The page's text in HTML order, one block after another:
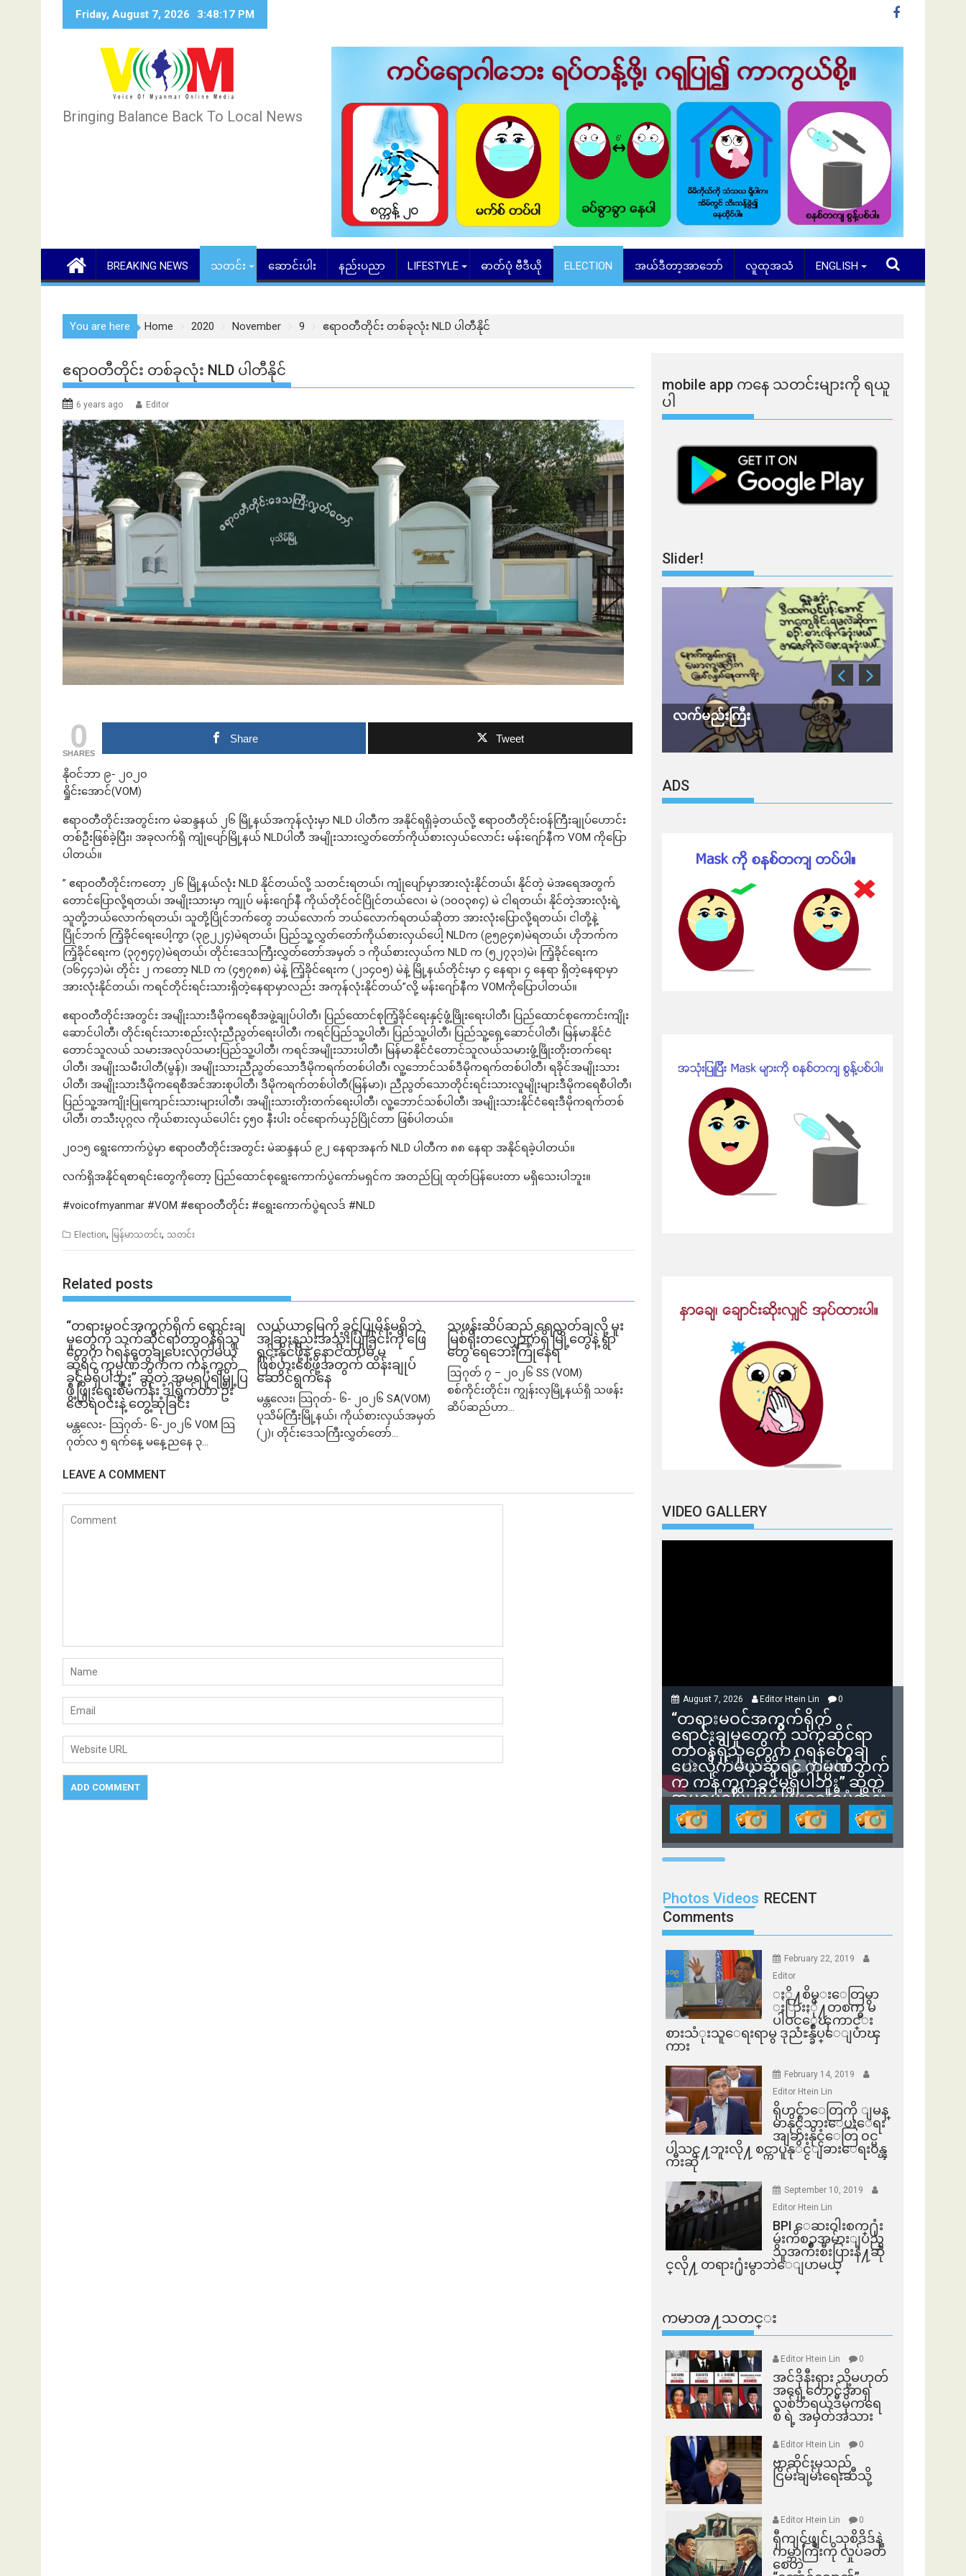
Friday, August 7, 2026 3:48:18 PM
Bringing Balance Back To Local News
BREAKING NEWS သတင်း ဆောင်းပါး နည်းပညာ LIFESTYLE ဓာတ်ပုံ ဗီဒီယို ELECTION အယ်ဒီတာ့အာဘော် လူထုအသံ ENGLISH
You are here Home 2020 November 9 ဧရာဝတီတိုင်း တစ်ခုလုံး NLD ပါတီနိုင်
ဧရာဝတီတိုင်း တစ်ခုလုံး NLD ပါတီနိုင်
6 years ago Editor
0
SHARES
Share Tweet
နိုဝင်ဘာ ၉- ၂၀၂၀
ရှိုင်းအောင်(VOM)
ဧရာဝတီတိုင်းအတွင်းက မဲဆန္ဒနယ် ၂၆ မြို့နယ်အကုန်လုံးမှာ NLD ပါတီက အနိုင်ရရှိခဲ့တယ်လို့ ဧရာဝတီတိုင်းဝန်ကြီးချုပ်ဟောင်း
တစ်ဦးဖြစ်ခဲ့ပြီး၊ အခုလက်ရှိ ကျုံပျော်မြို့နယ် NLDပါတီ အမျိုးသားလွှတ်တော်ကိုယ်စားလှယ်လောင်း မန်းဂျော်နီက VOM ကိုပြော
ပါတယ်။
” ဧရာဝတီတိုင်းကတော့ ၂၆ မြို့နယ်လုံး NLD နိုင်တယ်လို့ သတင်းရတယ်၊ ကျုံပျော်မှာအားလုံးနိုင်တယ်၊ နိုင်တဲ့ မဲအရေအတွက်
တောင်ပြောလို့ရတယ်၊ အမျိုးသားမှာ ကျုပ် မန်းဂျော်နီ ကိုယ်တိုင်ဝင်ပြိုင်တယ်လေ၊ မဲ (၁၀၀၃၈၄) မဲ ငါရတယ်၊ နိုင်တဲ့အားလုံးရဲ့
သူတို့ဘယ်လောက်ရတယ်၊ သူတို့ပြိုင်ဘက်တွေ ဘယ်လောက် ဘယ်လောက်ရတယ်ဆိုတာ အားလုံးပြောလို့ရတယ်၊ ငါတို့နဲ့
ပြိုင်ဘက် ကြံ့ခိုင်ရေးပေါ့ကွာ (၃၉၂၂၄)မဲရတယ်၊ ပြည်သူ့လွှတ်တော်ကိုယ်စားလှယ်ပေါ့ NLDက (၉၅၉၄၈)မဲရတယ်၊ ဟိုဘက်က
ကြံ့ခိုင်ရေးက (၃၇၅၄၇)မဲရတယ်၊ တိုင်းဒေသကြီးလွှတ်တော်အမှတ် ၁ ကိုယ်စားလှယ်က NLD က (၅၂၇၃၁)မဲ၊ ကြံ့ခိုင်ရေးက
(၁၆၄၄၁)မဲ၊ တိုင်း ၂ ကတော့ NLD က (၄၅၇၈၈) မဲနဲ့ ကြံ့ခိုင်ရေးက (၂၁၄၀၅) မဲနဲ့ မြို့နယ်တိုင်းမှာ ၄ နေရာ၊ ၄ နေရာ ရှိတဲ့နေရာမှာ
အားလုံးနိုင်တယ်၊ ကရင်တိုင်းရင်းသားရှိတဲ့နေရာမှာလည်း အကုန်လုံးနိုင်တယ်”လို့ မန်းဂျော်နီက VOMကိုပြောပါတယ်။
ဧရာဝတီတိုင်းအတွင်း အမျိုးသားဒီမိုကရေစီအဖွဲ့ချုပ်ပါတီ၊ ပြည်ထောင်စုကြံ့ခိုင်ရေးနှင့်ဖွံ့ဖြိုးရေးပါတီ၊ ပြည်ထောင်စုကောင်းကျိုး
ဆောင်ပါတီ၊ တိုင်းရင်းသားစည်းလုံးညီညွတ်ရေးပါတီ၊ ကရင်ပြည်သူ့ပါတီ၊ ပြည်သူ့ပါတီ၊ ပြည်သူ့ရှေ့ဆောင်ပါတီ၊ မြန်မာနိုင်ငံ
တောင်သူလယ် သမားအလုပ်သမားပြည်သူ့ပါတီ၊ ကရင်အမျိုးသားပါတီ၊ မြန်မာနိုင်ငံတောင်သူလယ်သမားဖွံ့ဖြိုးတိုးတက်ရေး
ပါတီ၊ အမျိုးသမီးပါတီ(မွန်)၊ အမျိုးသားညီညွတ်သောဒီမိုကရက်တစ်ပါတီ၊ လူ့ဘောင်သစ်ဒီမိုကရက်တစ်ပါတီ၊ ရခိုင်အမျိုးသား
ပါတီ၊ အမျိုးသားဒီမိုကရေစီအင်အားစုပါတီ၊ ဒီမိုကရက်တစ်ပါတီ(မြန်မာ)၊ ညီညွတ်သောတိုင်းရင်းသားလူမျိုးများဒီမိုကရေစီပါတီ၊
ပြည်သူ့အကျိုးပြုကျောင်းသားများပါတီ၊ အမျိုးသားတိုးတက်ရေးပါတီ၊ လူ့ဘောင်သစ်ပါတီ၊ အမျိုးသားနိုင်ငံရေးဒီမိုကရက်တစ်
ပါတီ၊ တသီးပုဂ္ဂလ ကိုယ်စားလှယ်ပေါင်း ၄၅၀ နီးပါး ဝင်ရောက်ယှဉ်ပြိုင်တာ ဖြစ်ပါတယ်။
၂၀၁၅ ရွေးကောက်ပွဲမှာ ဧရာဝတီတိုင်းအတွင်း မဲဆန္ဒနယ် ၉၂ နေရာအနက် NLD ပါတီက ၈၈ နေရာ အနိုင်ရခဲ့ပါတယ်။
လက်ရှိအနိုင်ရစာရင်းတွေကိုတော့ ပြည်ထောင်စုရွေးကောက်ပွဲကော်မရှင်က အတည်ပြု ထုတ်ပြန်ပေးတာ မရှိသေးပါဘူး။
#voicofmyanmar #VOM #ဧရာဝတီတိုင်း #ရွေးကောက်ပွဲရလဒ် #NLD
Election, မြန်မာသတင်း, သတင်း
Related posts
“တရားမဝင်အကွက်ရိုက် ရောင်းချ
မှုတွေကို သက်ဆိုင်ရာတာဝန်ရှိသူ
တွေက ဂရန်တွေချပေးလိုက်မယ်
ဆိုရင် ကုမ္ပဏီဘက်က ကန့်ကွက်
ခွင့်မရှိပါဘူး” ဆိုတဲ့ အမရပူရမြို့ပြ
ဖွံ့ဖြိုးရေးစီမံကိန်း ဒါရိုက်တာ ဦး
ဇော်ရဲဝင်းနဲ့ တွေ့ဆုံခြင်း
မန္တလေး- သြဂုတ်- ၆-၂၀၂၆ VOM သြ
ဂုတ်လ ၅ ရက်နေ့ မနေ့ညနေ ၃...
လယ်ယာမြေကို ခွင့်ပြုမိန့်မရှိဘဲ
အခြားနည်းအသုံးပြုခြင်းကို ဖြေ
ရှင်းနိုင်ဖို့နဲ့ နောင်ထပ်မံ မ
ဖြစ်ပွားစေဖို့အတွက် ထိန်းချုပ်
ဆောင်ရွက်နေ
မန္တလေး၊ သြဂုတ်- ၆- ၂၀၂၆ SA(VOM)
ပုသိမ်ကြီးမြို့နယ်၊ ကိုယ်စားလှယ်အမှတ်
(၂)၊ တိုင်းဒေသကြီးလွှတ်တော်...
သဖန်းဆိပ်ဆည် ရေလွှတ်ချလို့ မူး
မြစ်ရိုးတလျှောက်ရှိ မြို့တွေနဲ့ ရွာ
တွေ ရေဘေးကြုံနေရ
ဩဂုတ် ၇ – ၂၀၂၆ SS (VOM)
စစ်ကိုင်းတိုင်း၊ ကျွန်းလှမြို့နယ်ရှိ သဖန်း
ဆိပ်ဆည်ဟာ...
LEAVE A COMMENT
mobile app ​​ကနေ ​​သတင်းများကို ရယူ
ပါ
Slider!
လက်မည်းကြီး
ADS
VIDEO GALLERY
August 7, 2026 Editor Htein Lin 0
“တရားမဝင်အကွက်ရိုက်
ရောင်းချမှုတွေကို သက်ဆိုင်ရာ
တာဝန်ရှိသူတွေက ဂရန်တွေချ
ပေးလိုက်မယ်ဆိုရင် ကုမ္ပဏီဘက်
က ကန့်ကွက်ခွင့်မရှိပါဘူး” ဆိုတဲ့
အမရပူရမြို့ပြဖွံ့ဖြိုးရေးစီမံကိန်း
ဒါရိုက်တာ ဦးဇော်ရဲဝင်းနဲ့ တွေ့ဆုံ
ခြင်း
Photos Videos RECENT
Comments
February 22, 2019
Editor
ႏို႔စိမ္းေတြမွာ
ႏြားႏို႔တစက္မွ မ
ပါဝင္ေၾကာင္း
စားသံုးသူေရးရာမွ ဒုညႊန္ခ်ဳပ္ေျပာၾ
ကား
February 14, 2019
Editor Htein Lin
ရိုဟင္ဂ်ာေတြကို ျမန္
မာနိုင္ငံသားေပးေရး
အျခားနိုင္ငံေတြ ၀င္မ
ပါသင္႔ဘူးလို႔ စင္ကာပူနုိင္ငံျခားေရး၀န္ၾ
ကီးဆို
September 10, 2019
Editor Htein Lin
BPI ​ေဆးဝါးစက္​႐ုံး
မွဴးကိစၥအမ်ားျပည္​
သူအက်ိဳးစီးပြားနဲ႔ဆို
င္​လို႔ တရား႐ုံးမွာဘဲေျပာမယ္​
ကမာၻ႔သတင္း
Editor Htein Lin 0
အင်ဒိုနီးရှား သို့မဟုတ်
အရှေ့တောင်အာရှ
လစ်ဘရယ်ဒီမိုကရေ
စီ ရဲ့ အမှတ်အသား
Editor Htein Lin 0
ဗာဆိုင်းမှသည်
ငြိမ်းချမ်းရေးဆီသို့
Editor Htein Lin 0
ရှီကျင့်ဖျင်၊ သုစိဒိဒ်နဲ့
ကမ္ဘာကြီးကို လှုပ်ခတ်
စေတဲ့